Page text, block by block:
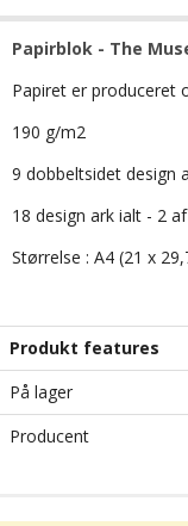
Papirblok - The
Papiret er produceret
190 g/m2
9 dobbeltsidet design
18 design ark ialt - 2
Størrelse : A4 (21 x
Produkt features
På lager
Producent